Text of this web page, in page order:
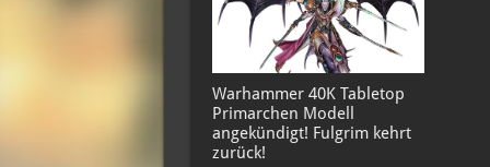
Warhammer 40K Tabletop
Primarchen Modell
angekündigt! Fulgrim kehrt
zurück!